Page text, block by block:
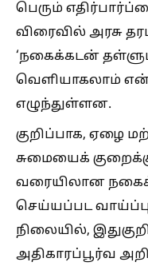
பெரும்
விரைவில் அரசு
‘நகைக்கடன்
வெளியாகலாம்
எழுந்துள்ளன.
குறிப்பாக, ஏழை
சுமையைக்
வரையிலான
செய்யப்பட
நிலையில்,
அதிகாரப்பூர்வ